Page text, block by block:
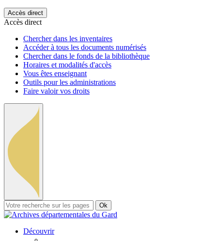
Accès direct
Accès direct
Chercher dans les inventaires
Accéder à tous les documents numérisés
Chercher dans le fonds de la bibliothèque
Horaires et modalités d'accès
Vous êtes enseignant
Outils pour les administrations
Faire valoir vos droits
Ok
Découvrir